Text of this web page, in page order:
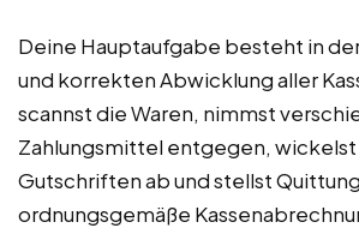
Deine Hauptaufgabe besteht in
und korrekten Abwicklung aller
scannst die Waren, nimmst
Zahlungsmittel entgegen, wickelst
Gutschriften ab und stellst
ordnungsgemäße